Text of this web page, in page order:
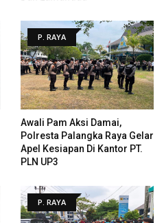
P. RAYA
Awali Pam Aksi Damai,
Polresta Palangka Raya Gelar
Apel Kesiapan Di Kantor PT.
PLN UP3
P. RAYA